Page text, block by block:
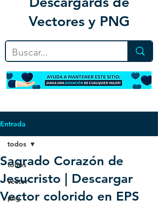
Vectores y PNG
Entrada
todos
vector
png
todos
Sagrado Corazón de
Jesucristo | Descargar
Vector colorido en EPS